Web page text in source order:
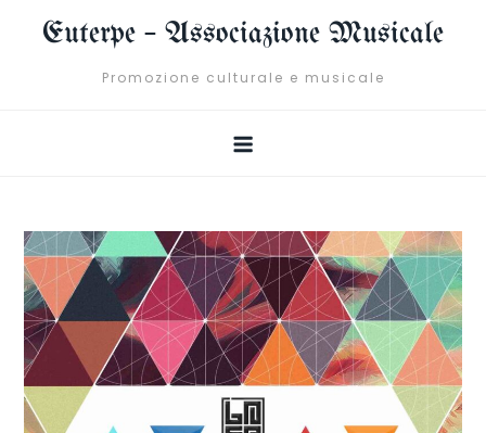
Euterpe – Associazione Musicale
Promozione culturale e musicale